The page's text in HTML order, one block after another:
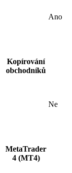
Ano
Kopírování
obchodníků
Ne
MetaTrader
4 (MT4)